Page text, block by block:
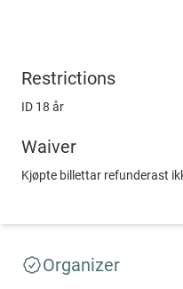
Restrictions
ID 18 år
Waiver
Kjøpte billettar refunderast
Organizer